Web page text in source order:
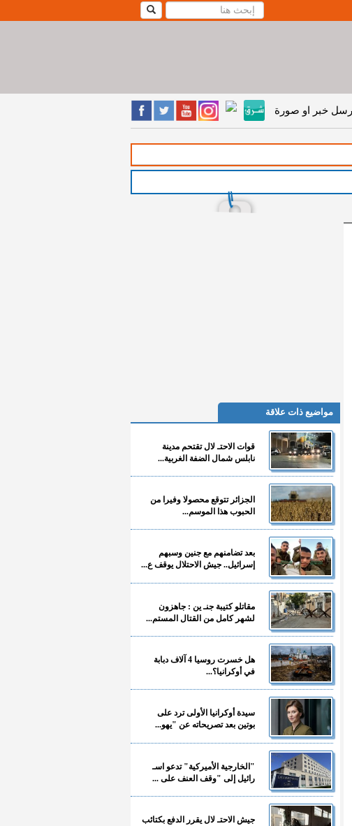
خبر او صورة
مواضيع ذات علاقة
قوات الاحتـ لال تقتحم مدينة
نابلس شمال الضفة الغربية...
الجزائر تتوقع محصولا وفيرا من
الحبوب هذا الموسم...
بعد تضامنهم مع جنين وسبهم
إسرائيل.. جيش الاحتلال يوقف ع...
مقاتلو كتيبة جنـ ين : جاهزون
لشهر كامل من القتال المستم...
هل خسرت روسيا 4 آلاف دبابة
في أوكرانيا؟...
سيدة أوكرانيا الأولى ترد على
بوتين بعد تصريحاته عن "يهو...
"الخارجية الأميركية" تدعو اسـ
رائيل إلى "وقف العنف على ...
جيش الاحتـ لال يقرر الدفع بكتائب